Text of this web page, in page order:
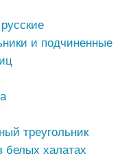
и подчиненные
треугольник
халатах